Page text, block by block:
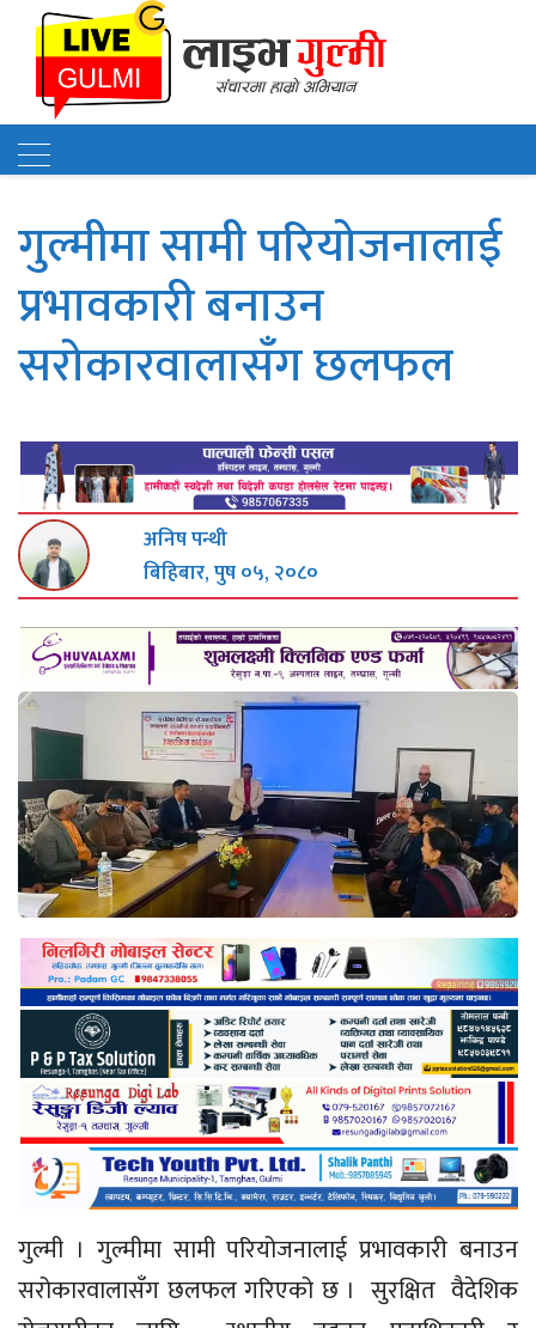
गुल्मी । गुल्मीमा सामी परियोजनालाई प्रभा�" />
गुल्मीमा सामी परियोजनालाई
प्रभावकारी बनाउन
सरोकारवालासँग छलफल
अनिष पन्थी
बिहिबार, पुष ०५, २०८०
गुल्मी । गुल्मीमा सामी परियोजनालाई प्रभावकारी बनाउन
सरोकारवालासँग छलफल गरिएको छ । सुरक्षित वैदेशिक